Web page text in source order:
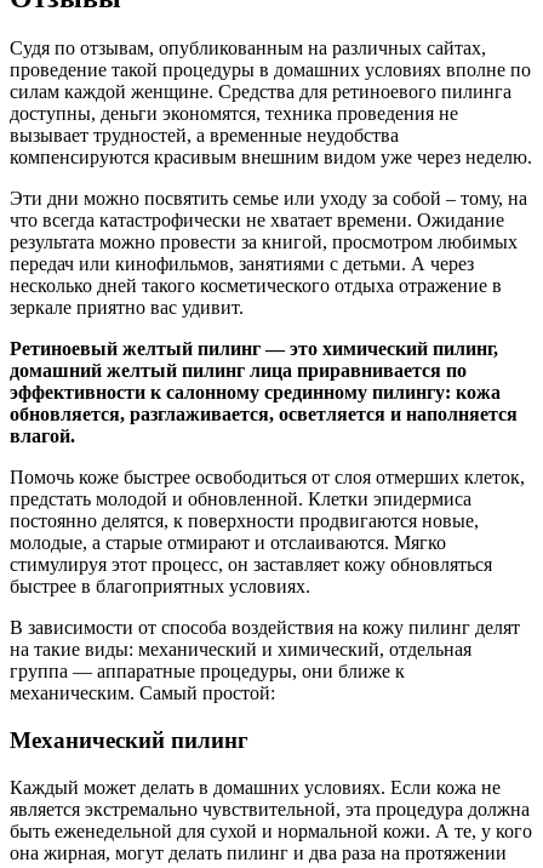
Судя по отзывам, опубликованным на различных сайтах,
проведение такой процедуры в домашних условиях вполне по
силам каждой женщине. Средства для ретиноевого пилинга
доступны, деньги экономятся, техника проведения не
вызывает трудностей, а временные неудобства
компенсируются красивым внешним видом уже через неделю.
Эти дни можно посвятить семье или уходу за собой – тому, на
что всегда катастрофически не хватает времени. Ожидание
результата можно провести за книгой, просмотром любимых
передач или кинофильмов, занятиями с детьми. А через
несколько дней такого косметического отдыха отражение в
зеркале приятно вас удивит.
Ретиноевый желтый пилинг — это химический пилинг,
домашний желтый пилинг лица приравнивается по
эффективности к салонному срединному пилингу: кожа
обновляется, разглаживается, осветляется и наполняется
влагой.
Помочь коже быстрее освободиться от слоя отмерших клеток,
предстать молодой и обновленной. Клетки эпидермиса
постоянно делятся, к поверхности продвигаются новые,
молодые, а старые отмирают и отслаиваются. Мягко
стимулируя этот процесс, он заставляет кожу обновляться
быстрее в благоприятных условиях.
В зависимости от способа воздействия на кожу пилинг делят
на такие виды: механический и химический, отдельная
группа — аппаратные процедуры, они ближе к
механическим. Самый простой:
Механический пилинг
Каждый может делать в домашних условиях. Если кожа не
является экстремально чувствительной, эта процедура должна
быть еженедельной для сухой и нормальной кожи. А те, у кого
она жирная, могут делать пилинг и два раза на протяжении